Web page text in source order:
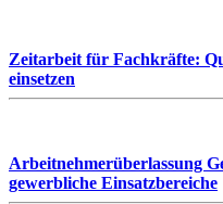
Zeitarbeit für Fachkräfte:
einsetzen
Arbeitnehmerüberlassung
gewerbliche Einsatzbereiche